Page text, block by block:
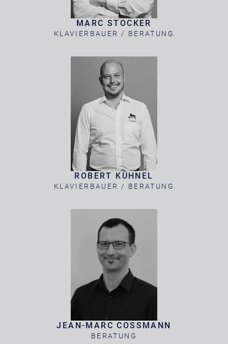
MARC STOCKER
KLAVIERBAUER / BERATUNG
ROBERT KÜHNEL
KLAVIERBAUER / BERATUNG
JEAN-MARC COSSMANN
BERATUNG